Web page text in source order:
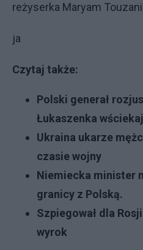
reżyserka Maryam
ja
Czytaj także:
Polski generał
Łukaszenka
Ukraina ukarze
czasie wojny
Niemiecka minister
granicy z Polską.
Szpiegował dla
wyrok